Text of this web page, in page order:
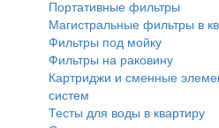
Портативные фильтры
Магистральные фильтры в
Фильтры под мойку
Фильтры на раковину
Картриджи и сменные
систем
Тесты для воды в квартиру